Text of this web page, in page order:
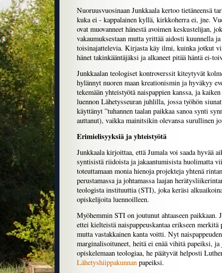
Nuoruusvuosinaan Junkkaala kertoo tietäneensä
kuka ei - kappalainen kyllä, kirkkoherra ei, jne.
ovat muovanneet hänestä avoimen keskustelijan,
vakaumuksestaan mutta yrittää aidosti kuunnella
toisinajattelevia. Kirjasta käy ilmi, kuinka jotkut
hänet takinkääntäjäksi ja alkaneet pitää häntä ei-
Junkkaalan teologiset kontroverssit kiteytyvät
hylännyt nuoren maan kreationismin ja hyväkyy
tekemään yhteistyötä naispappien kanssa, ja
luennon Lähetysseuran juhlilla, jossa työhön
käyttänyt ”tuhannen taalan paikkaa sanoa synti
auttanut), vaikka mainitsikin olevansa surullinen
Erimielisyyksiä ja yhteistyötä
Junkkaala kirjoittaa, että Jumala voi saada hyvää
syntisistä riidoista ja jakaantumisista huolimatta
toteuttamaan monia hienoja projekteja yhtenä
perustamassa ja johtamassa laajan
teologista instituuttia (STI), joka keräsi
opiskelijoita luennoilleen.
Myöhemmin STI on joutunut ahtaaseen paikkaan.
ettei kielteistä naispappeuskantaa erikseen
mutta vastakkainen kanta voitti. Nyt
marginalisoituneet, heitä ei enää vihitä papeiksi, ja
opiskelemaan teologiaa, he päätyvät helposti
Lähetyshiippakunnan papeiksi.